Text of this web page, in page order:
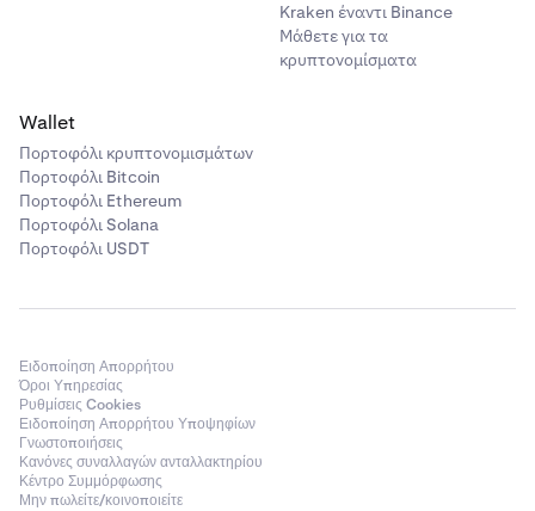
Kraken έναντι Binance
Μάθετε για τα
κρυπτονομίσματα
Wallet
Πορτοφόλι κρυπτονομισμάτων
Πορτοφόλι Bitcoin
Πορτοφόλι Ethereum
Πορτοφόλι Solana
Πορτοφόλι USDT
Ειδοποίηση Απορρήτου
Όροι Υπηρεσίας
Ρυθμίσεις Cookies
Ειδοποίηση Απορρήτου Υποψηφίων
Γνωστοποιήσεις
Κανόνες συναλλαγών ανταλλακτηρίου
Κέντρο Συμμόρφωσης
Μην πωλείτε/κοινοποιείτε